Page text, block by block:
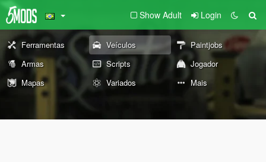
Show Adult Login
Ferramentas Veículos
Paintjobs
Armas
Scripts
Jogador
Mapas
Variados Mais